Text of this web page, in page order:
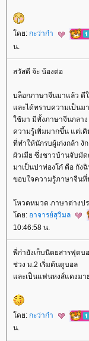
ดย: กะว่าก๋า
น.
สวัสดี จ้ะ น้องต่อ
บล็อกภาษาจีนมาแล้ว ดี
ละได้ทราบความเป็นม
ช้มา มีทั้งภาษาจีนกลาง
ความรู้เพิ่มมากขึ้น แต่เ
ที่ทำให้นักรบผู้เก่งกล้า งั
ผัวเมีย ซึ่งชาวบ้านจับมั
มาเป็นปาท่องโก๋ คือ กัง
ขอบใจความรู้ภาษาจีนที่
หวดหมวด ภาษาต่างปร
ดย: อาจารย์สุวิมล
10:46:58 น.
พี่ก๋ายังเก็บนิตยสารฟุตบ
ช่วง ม.2 เริ่มต้นดูบอล
ละเป็นแฟนหงส์แดงมา
ดย: กะว่าก๋า
น.